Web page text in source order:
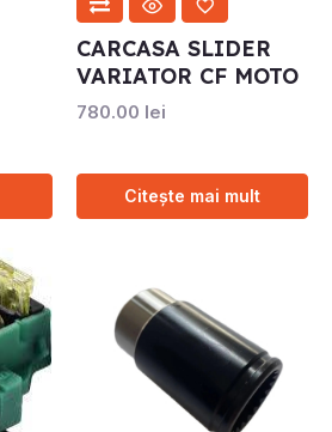
CARCASA SLIDER
VARIATOR CF MOTO
780.00 lei
Citește mai mult